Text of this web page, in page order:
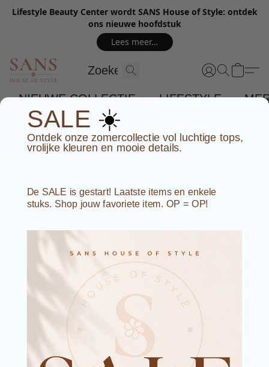
Lifestyle Beauty Center wordt SANS House of Style: ontdek
ons nieuwe hoofdstuk
Lees meer…
NIEUWE COLLECTIE LIFESTYLE
SALE ☀️
Ontdek onze zomercollectie vol luchtige tops,
vrolijke kleuren en mooie details.
De SALE is gestart! Laatste items en enkele
stuks. Shop jouw favoriete item. OP = OP!